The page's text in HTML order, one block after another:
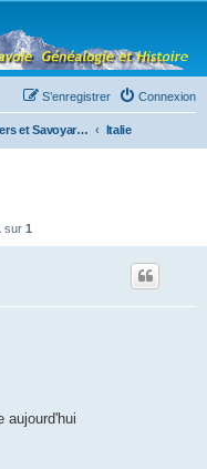
Connexion
S’enregistrer
Frontaliers et Savoyards à l'étranger Italie
sur 1
aujourd'hui